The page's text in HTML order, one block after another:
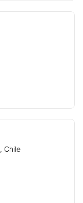
, Chile